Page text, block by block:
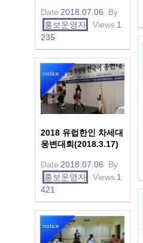
Date 2018.07.06
By
홍보운영자
Views 1
235
notice
2018 유럽한인 차세대
웅변대회(2018.3.17)
Date 2018.07.06
By
홍보운영자
Views 1
421
notice